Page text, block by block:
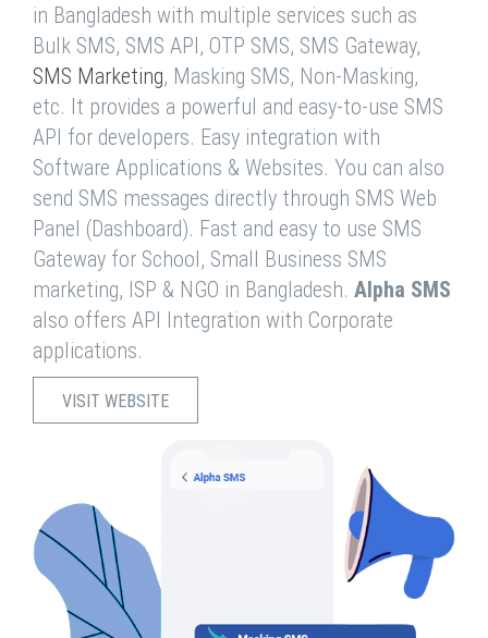
in Bangladesh with multiple services such as
Bulk SMS, SMS API, OTP SMS, SMS Gateway,
SMS Marketing, Masking SMS, Non-Masking,
etc. It provides a powerful and easy-to-use SMS
API for developers. Easy integration with
Software Applications & Websites. You can also
send SMS messages directly through SMS Web
Panel (Dashboard). Fast and easy to use SMS
Gateway for School, Small Business SMS
marketing, ISP & NGO in Bangladesh. Alpha SMS
also offers API Integration with Corporate
applications.
VISIT WEBSITE